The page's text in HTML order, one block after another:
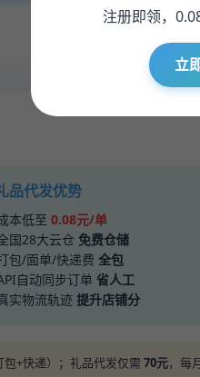
* 钻石会员低至
品代发优势
本低至0.08元/单
国28大云仓免费仓储
包/面单/快递费全包
自动同步订单省人工
实物流轨迹提升店铺分
+快递）；礼品代发仅需 70元，每
注册即领，
立